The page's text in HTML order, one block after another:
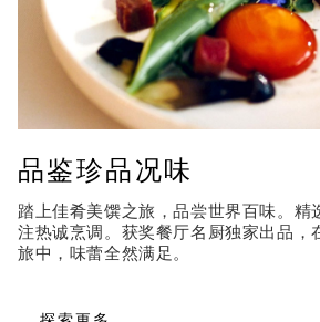
品鉴珍品况味
踏上佳肴美馔之旅，品尝世界百味。精
注热诚烹调。获奖餐厅名厨独家出品，
旅中，味蕾全然满足。